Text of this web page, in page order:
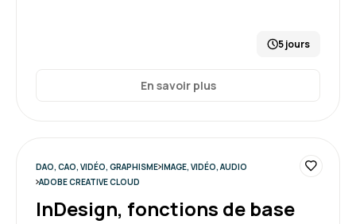
5 jours
En savoir plus
DAO, CAO, VIDÉO, GRAPHISME IMAGE, VIDÉO, AUDIO
ADOBE CREATIVE CLOUD
InDesign, fonctions de base